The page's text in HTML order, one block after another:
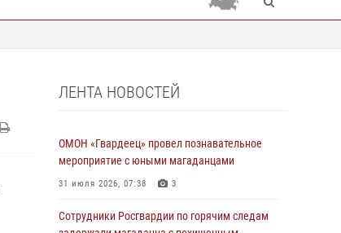
ЛЕНТА НОВОСТЕЙ
ОМОН «Гвардеец» провел познавательное
мероприятие с юными магаданцами
31 июля 2026, 07:38 3
Сотрудники Росгвардии по горячим следам